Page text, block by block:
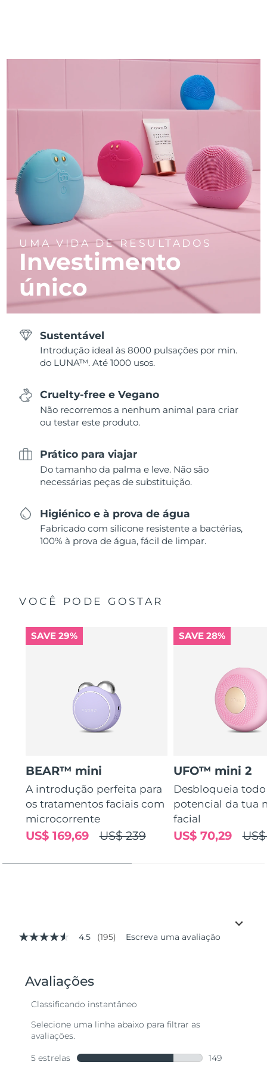
UMA VIDA DE RESULTADOS
Investimento
único
Sustentável
Introdução ideal às 8000 pulsações por min.
do LUNA™. Até 1000 usos.
Cruelty-free e Vegano
Não recorremos a nenhum animal para criar
ou testar este produto.
Prático para viajar
Do tamanho da palma e leve. Não são
necessárias peças de substituição.
Higiénico e à prova de água
Fabricado com silicone resistente a bactérias,
100% à prova de água, fácil de limpar.
VOCÊ PODE GOSTAR
SAVE 29%
BEAR™ mini
A introdução perfeita para
os tratamentos faciais com
microcorrente
US$ 239
US$ 169,69
SAVE 28%
UFO™ mini 2
Desbloqueia
potencial da tua
facial
US$ 70,29
4.5
valor
médio
avaliação.
195
Reviews.
abre
4.5 (195) Escreva uma avaliação